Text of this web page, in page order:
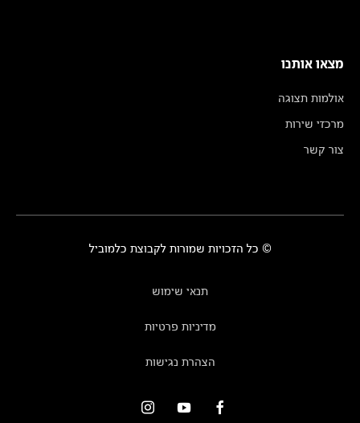
מצאו אותנו
אולמות תצוגה
מרכזי שירות
צור קשר
© כל הזכויות שמורות לקבוצת כלמוביל
תנאי שימוש
מדיניות פרטיות
הצהרת נגישות